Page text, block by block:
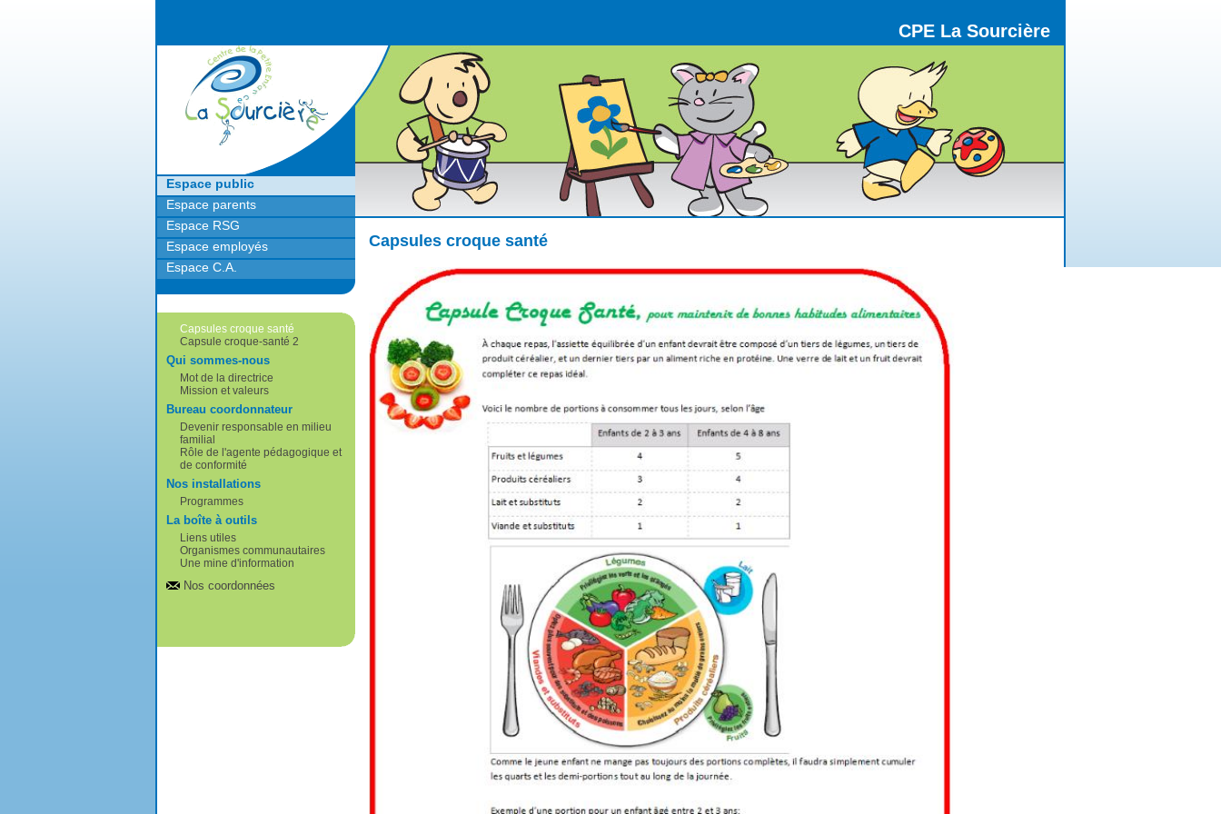
CPE La Sourcière
Retour à l'accueil
Espace public
Espace parents
Espace RSG
Espace employés
Espace C.A.
Capsules croque santé
Capsule croque-santé 2
Qui sommes-nous
Mot de la directrice
Mission et valeurs
Bureau coordonnateur
Devenir responsable en milieu
familial
Rôle de l'agente pédagogique et
de conformité
Nos installations
Programmes
La boîte à outils
Liens utiles
Organismes communautaires
Une mine d'information
Nos coordonnées
Capsules croque santé